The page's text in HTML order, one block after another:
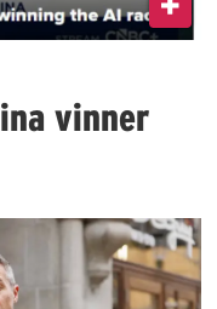
vinner